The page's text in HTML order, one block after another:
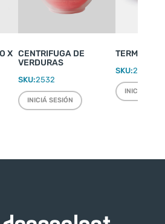
X CENTRIFUGA DE
VERDURAS
SKU:2532
INICIÁ SESIÓN
TERMO
SKU:2220
INICIÁ